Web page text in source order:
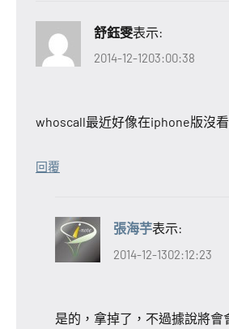
舒鈺雯表示:
2014-12-1203:00:38
whoscall最近好像在iphone版沒
回覆
張海芋表示:
2014-12-1302:12:23
是的，拿掉了，不過據說將會